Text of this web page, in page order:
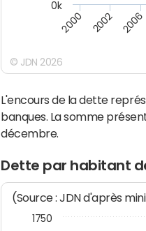
2000 2002 2006
0k
© JDN 2026
L'encours de la dette
banques. La somme
décembre.
Dette par habitant
(Source : JDN d'après
1750